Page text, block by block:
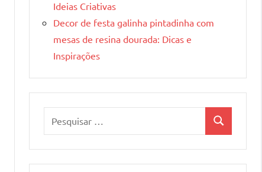
Ideias Criativas
Decor de festa galinha pintadinha com
mesas de resina dourada: Dicas e
Inspirações
Pesquisa